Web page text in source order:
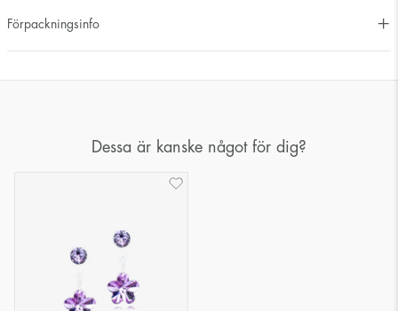
Förpackningsinfo
Dessa är kanske något för dig?